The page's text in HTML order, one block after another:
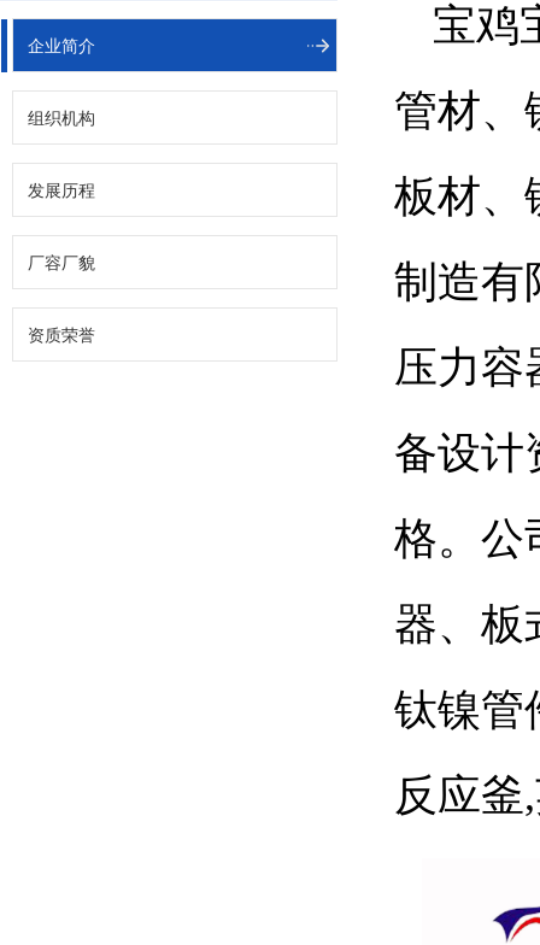
企业简介
组织机构
发展历程
厂容厂貌
资质荣誉
宝鸡
管材、
板材、
制造有
压力容
备设计
格。公
器、板
钛镍管
反应釜